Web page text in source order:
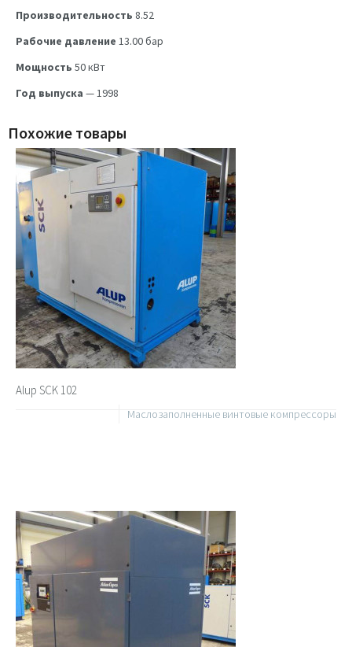
Производительность 8.52
Рабочие давление 13.00бар
Мощность 50кВт
Год выпуска — 1998
Похожие товары
Alup SCK 102
Маслозаполненные винтовые компрессоры